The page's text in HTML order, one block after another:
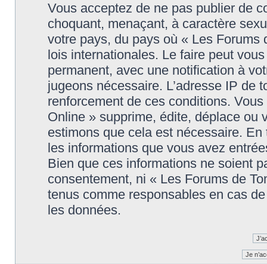
Vous acceptez de ne pas publier de
choquant, menaçant, à caractère
votre pays, du pays où « Les
lois internationales. Le faire peut
permanent, avec une notification à
jugeons nécessaire. L’adresse IP de
renforcement de ces conditions.
Online » supprime, édite, déplace ou
estimons que cela est nécessaire.
les informations que vous avez
Bien que ces informations ne soient
consentement, ni « Les Forums de
tenus comme responsables en cas
les données.